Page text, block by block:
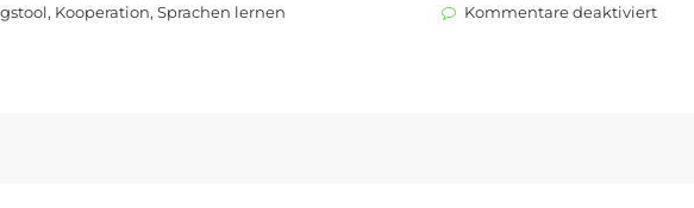
, Kooperation, Sprachen lernen Kommentare deaktiviertfür